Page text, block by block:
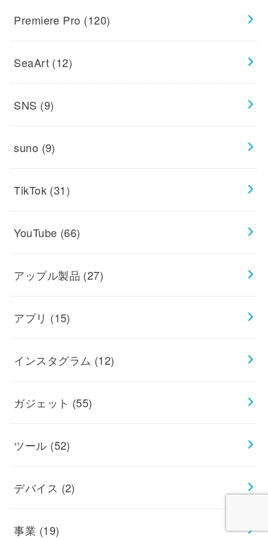
Premiere Pro (120)
SeaArt (12)
SNS (9)
suno (9)
TikTok (31)
YouTube (66)
アップル製品 (27)
アプリ (15)
インスタグラム (12)
ガジェット (55)
ツール (52)
デバイス (2)
事業 (19)